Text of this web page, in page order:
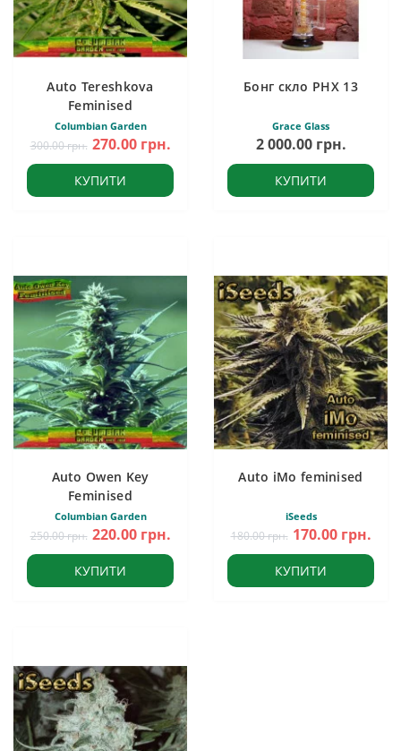
Auto Tereshkova
Feminised
Columbian Garden
300.00 грн. 270.00 грн.
КУПИТИ
Бонг скло PHX 13
Grace Glass
2 000.00 грн.
КУПИТИ
Auto Owen Key
Feminised
Columbian Garden
250.00 грн. 220.00 грн.
КУПИТИ
Auto iMo feminised
iSeeds
180.00 грн. 170.00 грн.
КУПИТИ